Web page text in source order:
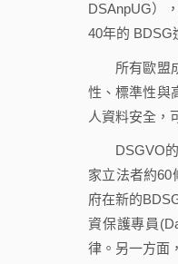
DSAnpUG）
40年的 BDSG
所有歐盟成
性、標準性與
人資料安全，
DSGVO的
家立法者約60
府在新的
資保護專員
律。另一方面